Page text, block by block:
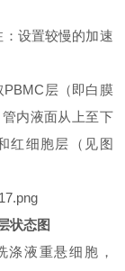
设置较慢的加速
PBMC层（即白膜
内液面从上至下
红细胞层（见图
状态图
涤液重悬细胞，